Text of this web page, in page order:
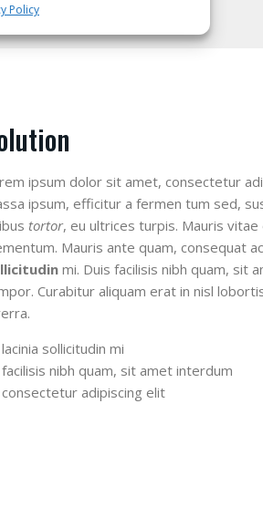
Policy
ipsum dolor sit amet, consectetur
ipsum, efficitur a fermen tum sed,
tortor, eu ultrices turpis. Mauris
Mauris ante quam, consequat
mi. Duis facilisis nibh quam, sit
Curabitur aliquam erat in nisl
lacinia sollicitudin mi
facilisis nibh quam, sit amet interdum
consectetur adipiscing elit